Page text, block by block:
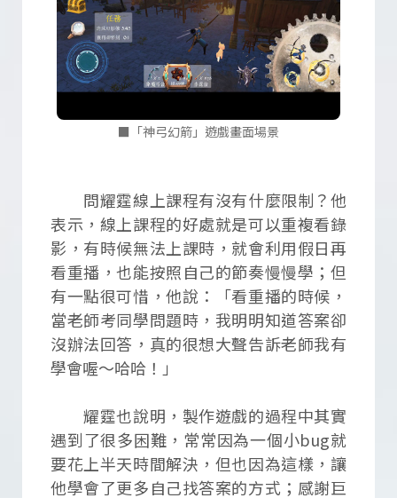
■「神弓幻箭」遊戲畫面場景
問耀霆線上課程有沒有什麼限制？他
表示，線上課程的好處就是可以重複看錄
影，有時候無法上課時，就會利用假日再
看重播，也能按照自己的節奏慢慢學；但
有一點很可惜，他說：「看重播的時候，
當老師考同學問題時，我明明知道答案卻
沒辦法回答，真的很想大聲告訴老師我有
學會喔～哈哈！」
耀霆也說明，製作遊戲的過程中其實
遇到了很多困難，常常因為一個小bug就
要花上半天時間解決，但也因為這樣，讓
他學會了更多自己找答案的方式；感謝巨